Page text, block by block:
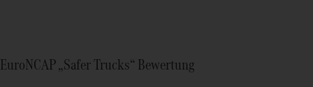
EuroNCAP „Safer Trucks“ Bewertung